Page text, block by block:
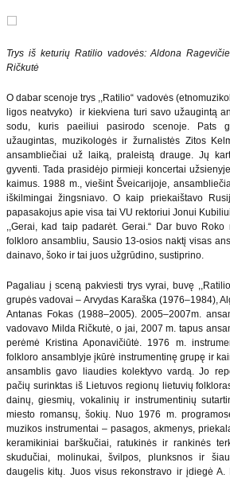
Trys iš keturių Ratilio vadovės: Aldona
Ričkutė
O dabar scenoje trys ,,Ratilio“ vadovės
ligos neatvyko) ir kiekviena turi savo užaugintą
sodu, kuris paeiliui pasirodo scenoje. Pats
užaugintas, muzikologės ir žurnalistės Zitos
ansambliečiai už laiką, praleistą drauge. Jų
gyventi. Tada prasidėjo pirmieji koncertai
kaimus. 1988 m., viešint Šveicarijoje,
iškilmingai žingsniavo. O kaip priekaištavo
papasakojus apie visa tai VU rektoriui Jonui
,,Gerai, kad taip padarėt. Gerai.“ Dar buvo
folkloro ansambliu, Sausio 13-osios naktį visas
dainavo, šoko ir tai juos užgrūdino, sustiprino.
Pagaliau į sceną pakviesti trys vyrai, buvę
grupės vadovai – Arvydas Karaška (1976–1984),
Antanas Fokas (1988–2005). 2005–2007m.
vadovavo Milda Ričkutė, o jai, 2007 m. tapus
perėmė Kristina Aponavičiūtė. 1976 m.
folkloro ansamblyje įkūrė instrumentinę grupę ir
ansamblis gavo liaudies kolektyvo vardą. Jo
pačių surinktas iš Lietuvos regionų lietuvių
dainų, giesmių, vokalinių ir instrumentinių
miesto romansų, šokių. Nuo 1976 m.
muzikos instrumentai – pasagos, akmenys,
keramikiniai barškučiai, ratukinės ir rankinės
skudučiai, molinukai, švilpos, plunksnos ir
daugelis kitų. Juos visus rekonstravo ir įdiegė